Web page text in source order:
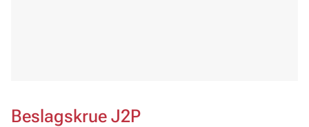
Beslagskrue J2P